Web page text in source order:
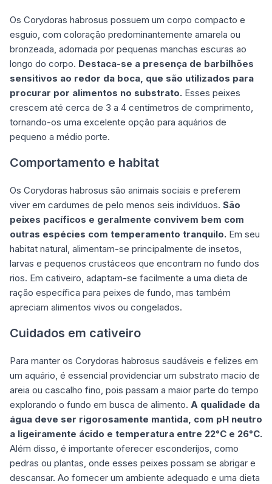
Os Corydoras habrosus possuem um corpo compacto e
esguio, com coloração predominantemente amarela ou
bronzeada, adornada por pequenas manchas escuras ao
longo do corpo. Destaca-se a presença de barbilhões
sensitivos ao redor da boca, que são utilizados para
procurar por alimentos no substrato. Esses peixes
crescem até cerca de 3 a 4 centímetros de comprimento,
tornando-os uma excelente opção para aquários de
pequeno a médio porte.
Comportamento e habitat
Os Corydoras habrosus são animais sociais e preferem
viver em cardumes de pelo menos seis indivíduos. São
peixes pacíficos e geralmente convivem bem com
outras espécies com temperamento tranquilo. Em seu
habitat natural, alimentam-se principalmente de insetos,
larvas e pequenos crustáceos que encontram no fundo dos
rios. Em cativeiro, adaptam-se facilmente a uma dieta de
ração específica para peixes de fundo, mas também
apreciam alimentos vivos ou congelados.
Cuidados em cativeiro
Para manter os Corydoras habrosus saudáveis e felizes em
um aquário, é essencial providenciar um substrato macio de
areia ou cascalho fino, pois passam a maior parte do tempo
explorando o fundo em busca de alimento. A qualidade da
água deve ser rigorosamente mantida, com pH neutro
a ligeiramente ácido e temperatura entre 22°C e 26°C.
Além disso, é importante oferecer esconderijos, como
pedras ou plantas, onde esses peixes possam se abrigar e
descansar. Ao fornecer um ambiente adequado e uma dieta